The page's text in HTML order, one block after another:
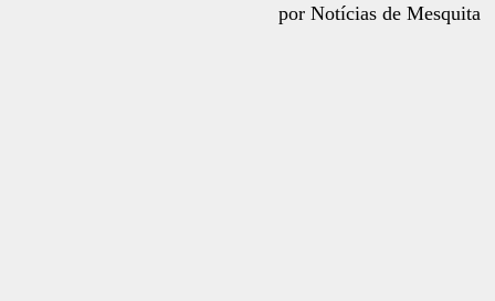
por Notícias de Mesquita